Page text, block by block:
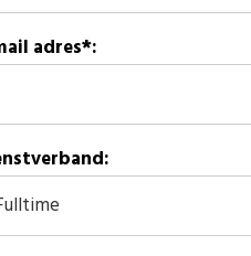
adres*: